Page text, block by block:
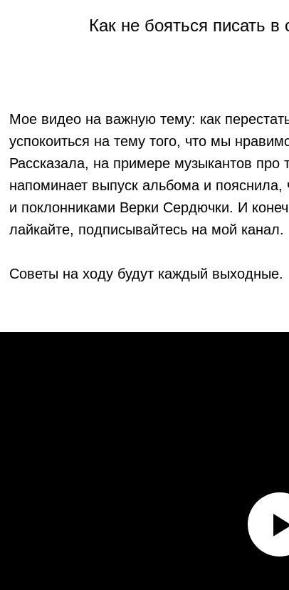
Как не бояться писать в
Мое видео на важную тему: как
успокоиться на тему того, что мы
Рассказала, на примере музыкантов про
напоминает выпуск альбома и
и поклонниками Верки Сердючки. И
лайкайте, подписывайтесь на мой канал.
Советы на ходу будут каждый выходные.